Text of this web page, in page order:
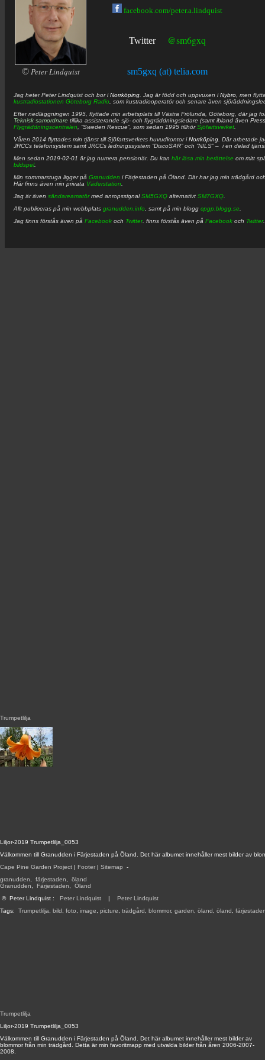
Liljor-2019 Trumpetlilja_0053
Välkommen till Granudden i Färjestaden på Öland. Det här albumet innehåller mest bilder av
Cape Pine Garden Project | Footer | Sitemap -
granudden
färjestaden
öland
Granudden
Färjestaden
Öland
© Peter Lindquist : Peter Lindquist | Peter Lindquist
Tags: Trumpetlilja bild foto image picture trädgård blommor, garden öland öland
Trumpetlilja
Trumpetlilja
Liljor-2019 Trumpetlilja_0053
Välkommen till Granudden i Färjestaden på Öland. Det här albumet innehåller mest bilder av
blommor från min trädgård. Detta är min favoritmapp med utvalda bilder från åren 2006-2007-
2008.
© Peter Lindquist
facebook.com/peter.a.lindquist
Twitter @sm6gxq
sm5gxq (at) telia.com
Jag heterPeter Lindquist och bor iNorrköping . Jag är född och uppvuxen iNybro , men
kustradiostationen Göteborg Radio , som kustradiooperatör och senare även
Efter nedläggningen 1995, flyttade min arbetsplats till Västra Frölunda, Göteborg, där jag
Teknisk samordnare tillika assisterande sjö- och flygräddningsledare (samt ibland även
Flygräddningscentralen , ”Sweden Rescue”, som sedan 1995 tillhörSjöfartsverket
Våren 2014 flyttades min tjänst till Sjöfartsverkets huvudkontor iNorrköping . Där arbetade
JRCCs telefonsystem samt JRCCs ledningssystem ”DiscoSAR” och ”NILS” – i en delad
Men sedan 2019-02-01 är jag numera pensionär. Du kan här läsa min berättelse om mitt
bildspel.
Min sommarstuga ligger på Granudden i Färjestaden på Öland. Där har jag min trädgård
Här finns även min privata Väderstation
Jag är även sändareamatörmed anropssignalSM5GXQ alternativt SM7GXQ
Allt publiceras på min webbplats granudden.info , samt på min blogg cpgp.blogg.se
Jag finns förstås även på Facebook och Twitter. finns förstås även på Facebook och Twitter.